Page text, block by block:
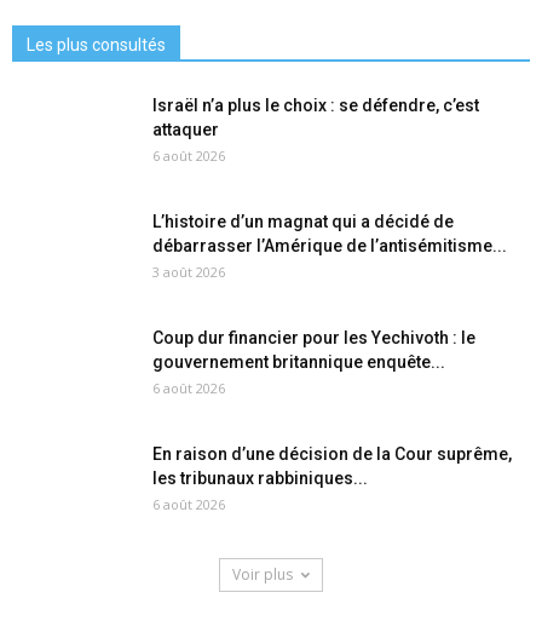
Les plus consultés
Israël n’a plus le choix : se défendre, c’est
attaquer
6 août 2026
L’histoire d’un magnat qui a décidé de
débarrasser l’Amérique de l’antisémitisme...
3 août 2026
Coup dur financier pour les Yechivoth : le
gouvernement britannique enquête...
6 août 2026
En raison d’une décision de la Cour suprême,
les tribunaux rabbiniques...
6 août 2026
Voir plus